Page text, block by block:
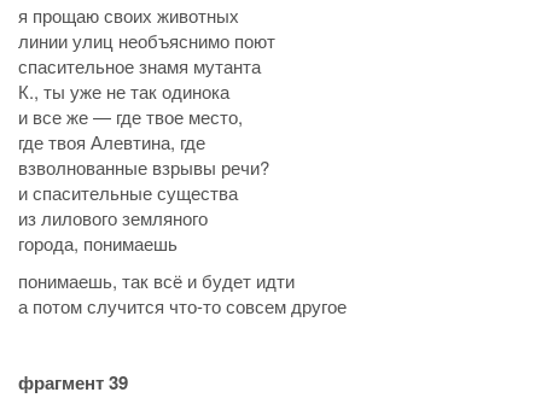
я прощаю своих животных
линии улиц необъяснимо поют
спасительное знамя мутанта
К., ты уже не так одинока
и все же — где твое место,
где твоя Алевтина, где
взволнованные взрывы речи?
и спасительные существа
из лилового земляного
города, понимаешь
понимаешь, так всё и будет идти
а потом случится что-то совсем другое
фрагмент 39